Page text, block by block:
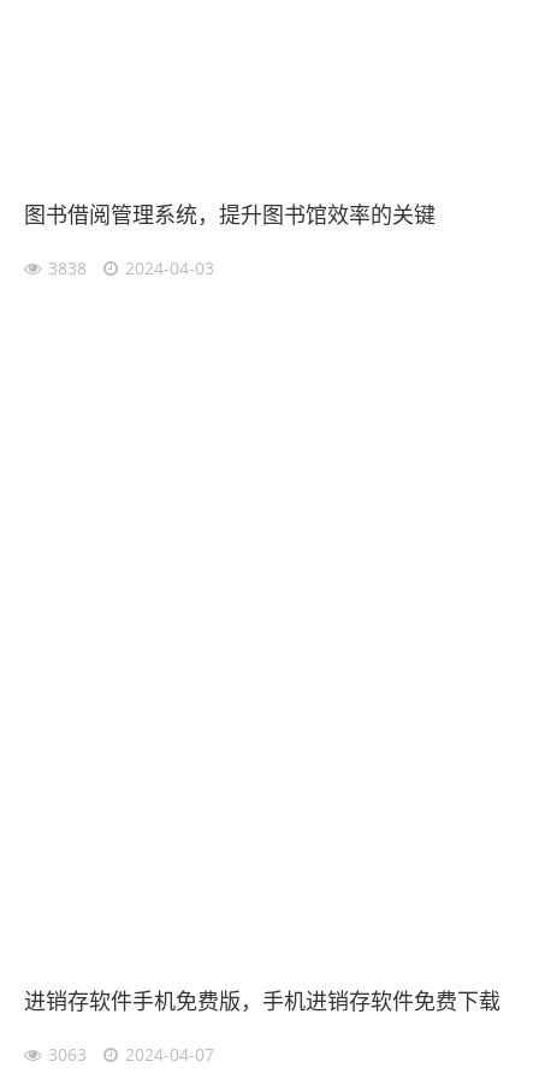
图书借阅管理系统，提升图书馆效率的关键
3838 2024-04-03
进销存软件手机免费版，手机进销存软件免费下载
3063 2024-04-07